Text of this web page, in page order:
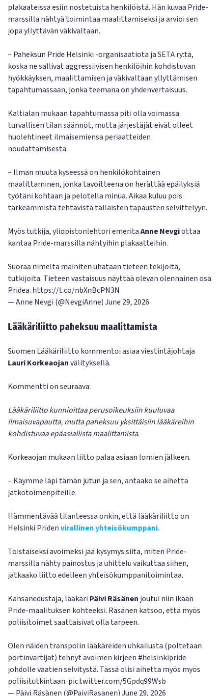
plakaateissa esiin nostetuista henkilöistä. Hän kuvaa Pride-
marssilla nähtyä toimintaa maalittamiseksi ja arvioi sen
jopa yllyttävän väkivaltaan.
– Paheksun Pride Helsinki -organisaatiota ja SETA ry:tä,
koska ne sallivat aggressiivisen henkilöihin kohdistuvan
hyökkäyksen, maalittamisen ja väkivaltaan yllyttämisen
tapahtumassaan, jonka teemana on yhdenvertaisuus.
Kaltialan mukaan tapahtumassa piti olla voimassa
turvallisen tilan säännöt, mutta järjestäjät eivät olleet
huolehtineet ilmaisemiensa periaatteiden
noudattamisesta.
– Ilman muuta kyseessä on henkilökohtainen
maalittaminen, jonka tavoitteena on herättää epäilyksiä
työtäni kohtaan ja pelotella minua. Aikaa kuluu pois
tärkeämmistä tehtävistä tällaisten tapausten selvittelyyn.
Myös tutkija, yliopistonlehtori emeritaAnne Nevgiottaa
kantaa Pride-marssilla nähtyihin plakaatteihin.
Suoraa nimeltä mainiten uhataan tieteen tekijöitä,
tutkijoita. Tieteen vastaisuus näyttää olevan olennainen osa
Pridea. https://t.co/nbXnBcPN3N
— Anne Nevgi (@NevgiAnne)June 29, 2026
Lääkäriliitto paheksuu maalittamista
Suomen Lääkäriliitto kommentoi asiaa viestintäjohtaja
Lauri Korkeaojanvälityksellä.
Kommentti on seuraava:
Lääkäriliitto kunnioittaa perusoikeuksiin kuuluvaa
ilmaisuvapautta, mutta paheksuu yksittäisiin lääkäreihin
kohdistuvaa epäasiallista maalittamista.
Korkeaojan mukaan liitto palaa asiaan lomien jälkeen.
– Käymme läpi tämän jutun ja sen, antaako se aihetta
jatkotoimenpiteille.
Hämmentävää tilanteessa onkin, että lääkäriliitto on
Helsinki Pridenvirallinen yhteisökumppani.
Toistaiseksi avoimeksi jää kysymys siitä, miten Pride-
marssilla nähty painostus ja uhittelu vaikuttaa siihen,
jatkaako liitto edelleen yhteisökumppanitoimintaa.
Kansanedustaja, lääkäri Päivi Räsänen joutui niin ikään
Pride-maalituksen kohteeksi. Räsänen katsoo, että myös
poliisitoimet saattaisivat olla tarpeen.
Olen näiden transpolin lääkäreiden uhkailusta (poltetaan
portinvartijat) tehnyt avoimen kirjeen #helsinkipride
johdolle vaatien selvitystä. Tässä olisi aihetta myös myös
poliisitutkintaan. pic.twitter.com/5Gpdq99Wsb
— Päivi Räsänen (@PaiviRasanen)June 29, 2026